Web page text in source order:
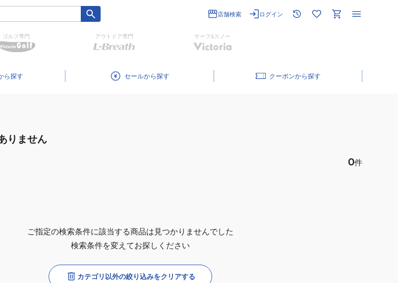
店舗検索 ログイン
ゴルフ専門 アウトドア専門 サーフ&スノー
セール クーポン
りません
0件
ご指定の検索条件に該当する商品は見つかりませんでした
検索条件を変えてお探しください
カテゴリ以外の絞り込みをクリアする